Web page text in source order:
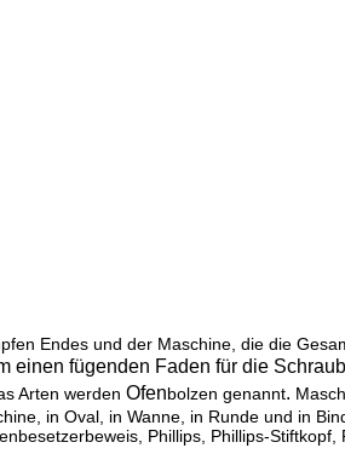
Endes und der Maschine, die die
einen fügenden Faden für die
Arten werden Ofenbolzen genannt.
in Oval, in Wanne, in Runde und in
Phillips, Phillips-